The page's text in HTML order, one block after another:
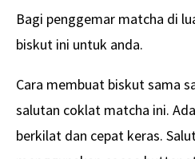
Bagi penggemar matcha di
biskut ini untuk anda.
Cara membuat biskut sama
salutan coklat matcha ini.
berkilat dan cepat keras.